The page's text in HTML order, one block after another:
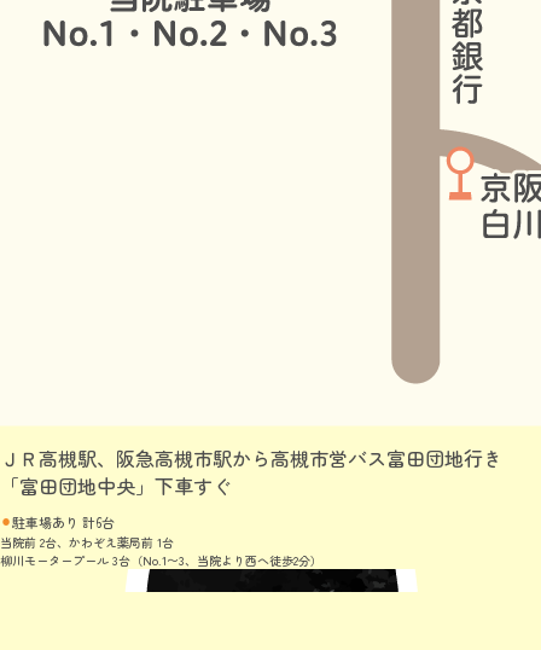
ＪＲ高槻駅、阪急高槻市駅から高槻市営バス富田団地行き
「富田団地中央」下車すぐ
駐車場あり 計6台
当院前 2台、かわぞえ薬局前 1台
柳川モータープール 3台（No.1〜3、当院より西へ徒歩2分）
© おぎはらこども医院